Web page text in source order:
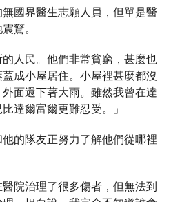
國界醫生志願人員，但單是醫
驚。
的人民。他們非常貧窮，甚麼也
成小屋居住。小屋裡甚麼都沒
面還下著大雨。雖然我曾在達
達爾富爾更難忍受。」
的隊友正努力了解他們從哪裡
醫院治理了很多傷者，但無法到